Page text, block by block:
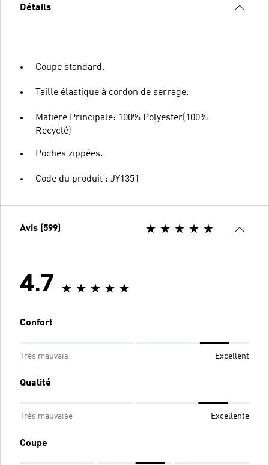
Détails
Coupe standard.
Taille élastique à cordon de serrage.
Matiere Principale: 100% Polyester(100%
Recyclé)
Poches zippées.
Code du produit : JY1351
Avis (599)
4.7
Confort
Très mauvais Excellent
Qualité
Très mauvaise Excellente
Coupe